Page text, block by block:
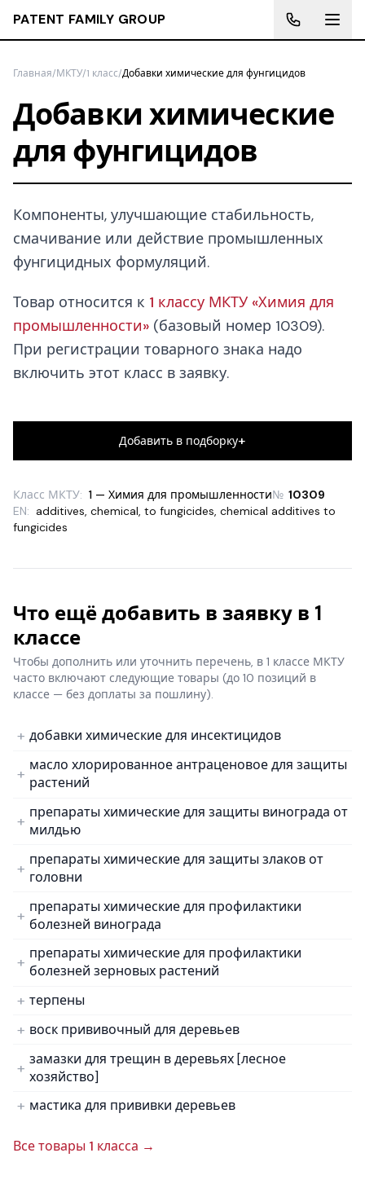
PATENT FAMILY GROUP
Главная/МКТУ/1 класс/Добавки химические для фунгицидов
Добавки химические
для фунгицидов
Компоненты, улучшающие стабильность,
смачивание или действие промышленных
фунгицидных формуляций.
Товар относится к 1 классу МКТУ «Химия для
промышленности» (базовый номер 10309).
При регистрации товарного знака надо
включить этот класс в заявку.
Добавить в подборку+
Класс МКТУ: 1 — Химия для промышленности№ 10309
EN: additives, chemical, to fungicides, chemical additives to
fungicides
Что ещё добавить в заявку в 1
классе
Чтобы дополнить или уточнить перечень, в 1 классе МКТУ
часто включают следующие товары (до 10 позиций в
классе — без доплаты за пошлину).
добавки химические для инсектицидов
масло хлорированное антраценовое для защиты
растений
препараты химические для защиты винограда от
милдью
препараты химические для защиты злаков от
головни
препараты химические для профилактики
болезней винограда
препараты химические для профилактики
болезней зерновых растений
терпены
воск прививочный для деревьев
замазки для трещин в деревьях [лесное
хозяйство]
мастика для прививки деревьев
Все товары 1 класса →